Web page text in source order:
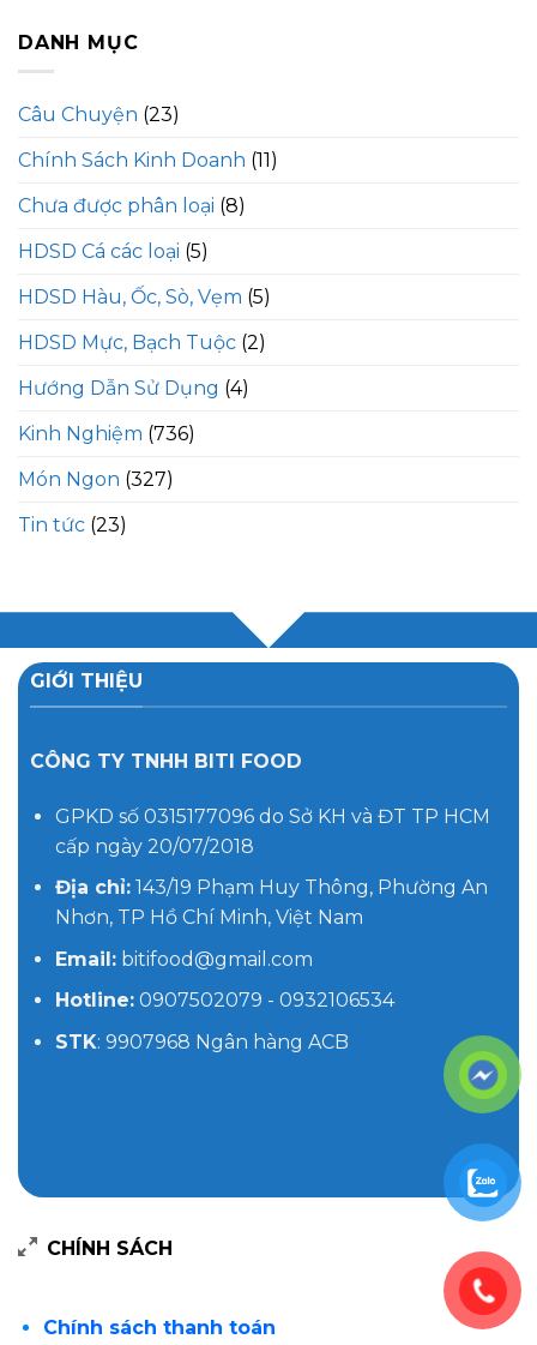
DANH MỤC
Câu Chuyện (23)
Chính Sách Kinh Doanh (11)
Chưa được phân loại (8)
HDSD Cá các loại (5)
HDSD Hàu, Ốc, Sò, Vẹm (5)
HDSD Mực, Bạch Tuộc (2)
Hướng Dẫn Sử Dụng (4)
Kinh Nghiệm (736)
Món Ngon (327)
Tin tức (23)
GIỚI THIỆU
CÔNG TY TNHH BITI FOOD
GPKD số 0315177096 do Sở KH và ĐT TP HCM
cấp ngày 20/07/2018
Địa chỉ:143/19 Phạm Huy Thông, Phường An
Nhơn, TP Hồ Chí Minh, Việt Nam
Email:bitifood@gmail.com
Hotline:0907502079 - 0932106534
STK: 9907968 Ngân hàng ACB
CHÍNH SÁCH
Chính sách thanh toán